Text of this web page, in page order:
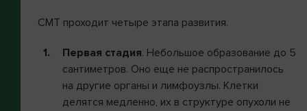
СМТ проходит четыре этапа развития.
Первая стадия. Небольшое образование до 5
сантиметров. Оно еще не распространилось
на другие органы и лимфоузлы. Клетки
делятся медленно, их в структуре опухоли не